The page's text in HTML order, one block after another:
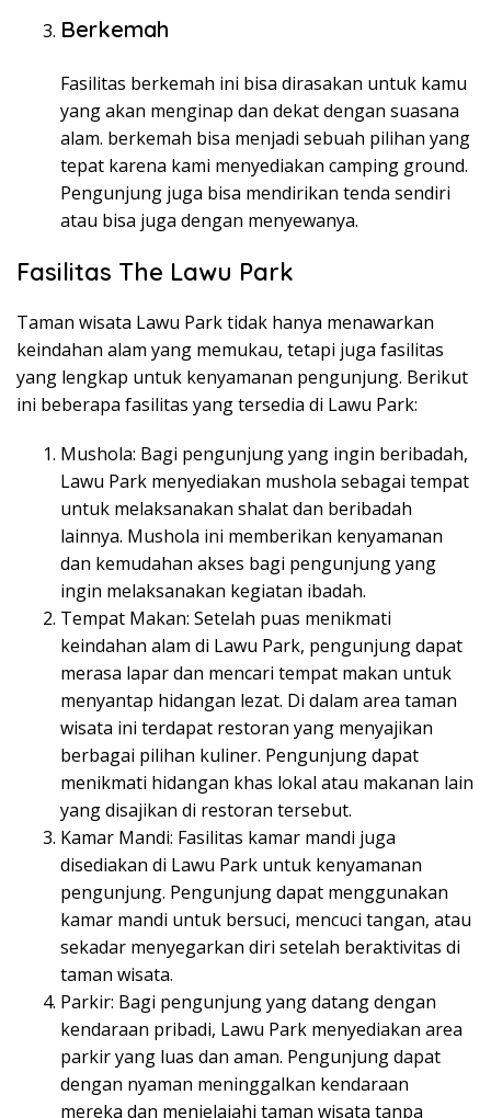
Berkemah
Fasilitas berkemah ini bisa dirasakan untuk kamu
yang akan menginap dan dekat dengan suasana
alam. berkemah bisa menjadi sebuah pilihan yang
tepat karena kami menyediakan camping ground.
Pengunjung juga bisa mendirikan tenda sendiri
atau bisa juga dengan menyewanya.
Fasilitas The Lawu Park
Taman wisata Lawu Park tidak hanya menawarkan
keindahan alam yang memukau, tetapi juga fasilitas
yang lengkap untuk kenyamanan pengunjung. Berikut
ini beberapa fasilitas yang tersedia di Lawu Park:
Mushola: Bagi pengunjung yang ingin beribadah,
Lawu Park menyediakan mushola sebagai tempat
untuk melaksanakan shalat dan beribadah
lainnya. Mushola ini memberikan kenyamanan
dan kemudahan akses bagi pengunjung yang
ingin melaksanakan kegiatan ibadah.
Tempat Makan: Setelah puas menikmati
keindahan alam di Lawu Park, pengunjung dapat
merasa lapar dan mencari tempat makan untuk
menyantap hidangan lezat. Di dalam area taman
wisata ini terdapat restoran yang menyajikan
berbagai pilihan kuliner. Pengunjung dapat
menikmati hidangan khas lokal atau makanan lain
yang disajikan di restoran tersebut.
Kamar Mandi: Fasilitas kamar mandi juga
disediakan di Lawu Park untuk kenyamanan
pengunjung. Pengunjung dapat menggunakan
kamar mandi untuk bersuci, mencuci tangan, atau
sekadar menyegarkan diri setelah beraktivitas di
taman wisata.
Parkir: Bagi pengunjung yang datang dengan
kendaraan pribadi, Lawu Park menyediakan area
parkir yang luas dan aman. Pengunjung dapat
dengan nyaman meninggalkan kendaraan
mereka dan menjelajahi taman wisata tanpa